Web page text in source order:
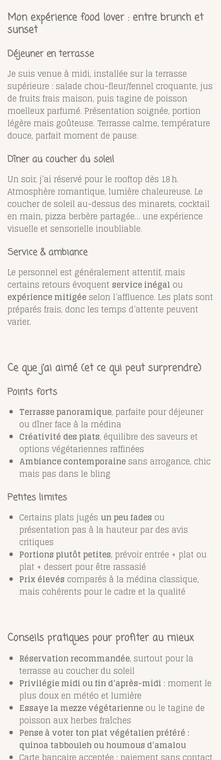
Mon expérience food lover : entre brunch et
sunset
Déjeuner en terrasse
Je suis venue à midi, installée sur la terrasse
supérieure : salade chou-fleur/fennel croquante, jus
de fruits frais maison, puis tagine de poisson
moelleux parfumé. Présentation soignée, portion
légère mais goûteuse. Terrasse calme, température
douce, parfait moment de pause.
Dîner au coucher du soleil
Un soir, j’ai réservé pour le rooftop dès 18 h.
Atmosphère romantique, lumière chaleureuse. Le
coucher de soleil au-dessus des minarets, cocktail
en main, pizza berbère partagée… une expérience
visuelle et sensorielle inoubliable.
Service & ambiance
Le personnel est généralement attentif, mais
certains retours évoquent service inégal ou
expérience mitigée selon l’affluence. Les plats sont
préparés frais, donc les temps d’attente peuvent
varier.
Ce que j’ai aimé (et ce qui peut surprendre)
Points forts
Terrasse panoramique, parfaite pour déjeuner
ou dîner face à la médina
Créativité des plats, équilibre des saveurs et
options végétariennes raffinées
Ambiance contemporaine sans arrogance, chic
mais pas dans le bling
Petites limites
Certains plats jugés un peu fades ou
présentation pas à la hauteur par des avis
critiques
Portions plutôt petites, prévoir entrée + plat ou
plat + dessert pour être rassasié
Prix élevés comparés à la médina classique,
mais cohérents pour le cadre et la qualité
Conseils pratiques pour profiter au mieux
Réservation recommandée, surtout pour la
terrasse au coucher du soleil
Privilégie midi ou fin d’après-midi : moment le
plus doux en météo et lumière
Essaye la mezze végétarienne ou le tagine de
poisson aux herbes fraîches
Pense à voter ton plat végétalien préféré :
quinoa tabbouleh ou houmous d’amalou